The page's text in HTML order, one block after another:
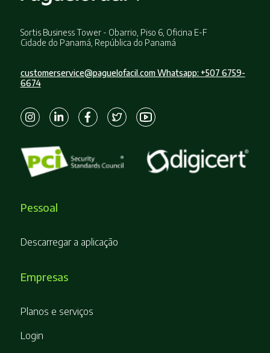
Sortis Business Tower - Obarrio, Piso 6, Oficina E-F
Cidade do Panamá, República do Panamá
customerservice@paguelofacil.com Whatsapp: +507 6759-
6674
Pessoal
Descarregar a aplicação
Empresas
Planos e serviços
Login